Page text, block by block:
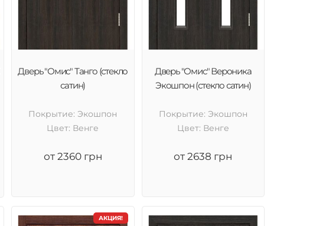
Дверь "Омис" Танго (стекло
сатин)
Покрытие: Экошпон
Цвет: Венге
от 2360 грн
Дверь "Омис" Вероника
Экошпон (стекло сатин)
Покрытие: Экошпон
Цвет: Венге
от 2638 грн
АКЦИЯ!